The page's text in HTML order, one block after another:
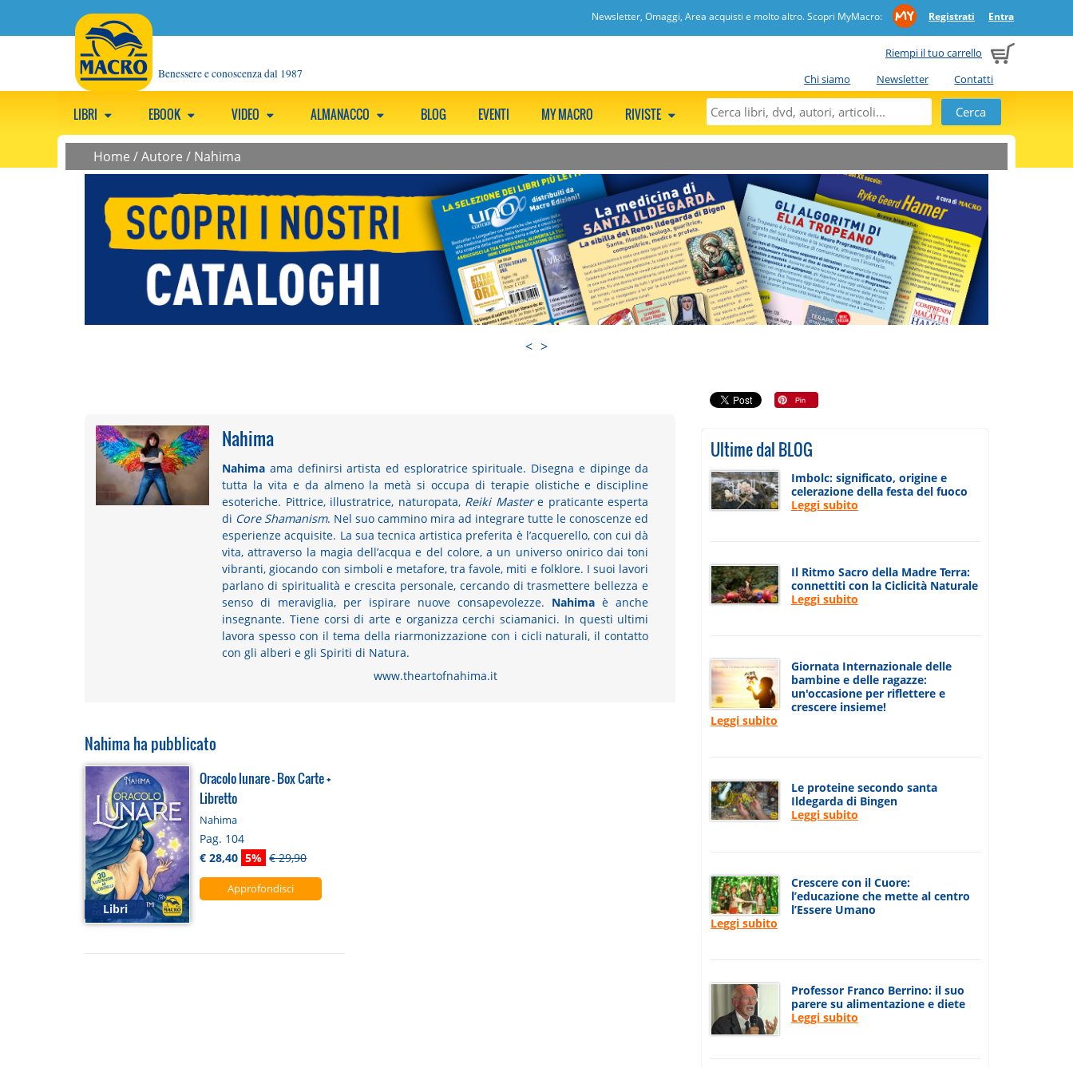
Newsletter, Omaggi, Area acquisti e molto altro. Scopri MyMacro: Registrati Entra
Riempi il tuo carrello
Chi siamo
Newsletter Contatti
Benessere e conoscenza dal 1987
LIBRI EBOOK VIDEO ALMANACCO BLOG EVENTI MY MACRO RIVISTE
Home /Autore / Nahima
< >
Nahima
Nahima ama definirsi artista ed esploratrice spirituale. Disegna e dipinge da
tutta la vita e da almeno la metà si occupa di terapie olistiche e discipline
esoteriche. Pittrice, illustratrice, naturopata, Reiki Mastere praticante esperta
di Core Shamanism. Nel suo cammino mira ad integrare tutte le conoscenze ed
esperienze acquisite. La sua tecnica artistica preferita è l’acquerello, con cui dà
vita, attraverso la magia dell’acqua e del colore, a un universo onirico dai toni
vibranti, giocando con simboli e metafore, tra favole, miti e folklore. I suoi lavori
parlano di spiritualità e crescita personale, cercando di trasmettere bellezza e
senso di meraviglia, per ispirare nuove consapevolezze. Nahima è anche
insegnante. Tiene corsi di arte e organizza cerchi sciamanici. In questi ultimi
lavora spesso con il tema della riarmonizzazione con i cicli naturali, il contatto
con gli alberi e gli Spiriti di Natura.
www.theartofnahima.it
Nahima ha pubblicato
Libri
Oracolo lunare - Box Carte +
Libretto
Nahima
Pag. 104
€ 28,40 5% € 29,90
Approfondisci
Ultime dal BLOG
Imbolc: significato, origine e
celerazione della festa del fuoco
Leggi subito
Il Ritmo Sacro della Madre Terra:
connettiti con la Ciclicità Naturale
Leggi subito
Giornata Internazionale delle
bambine e delle ragazze:
un'occasione per riflettere e
crescere insieme!
Leggi subito
Le proteine secondo santa
Ildegarda di Bingen
Leggi subito
Crescere con il Cuore:
l’educazione che mette al centro
l’Essere Umano
Leggi subito
Professor Franco Berrino: il suo
parere su alimentazione e diete
Leggi subito